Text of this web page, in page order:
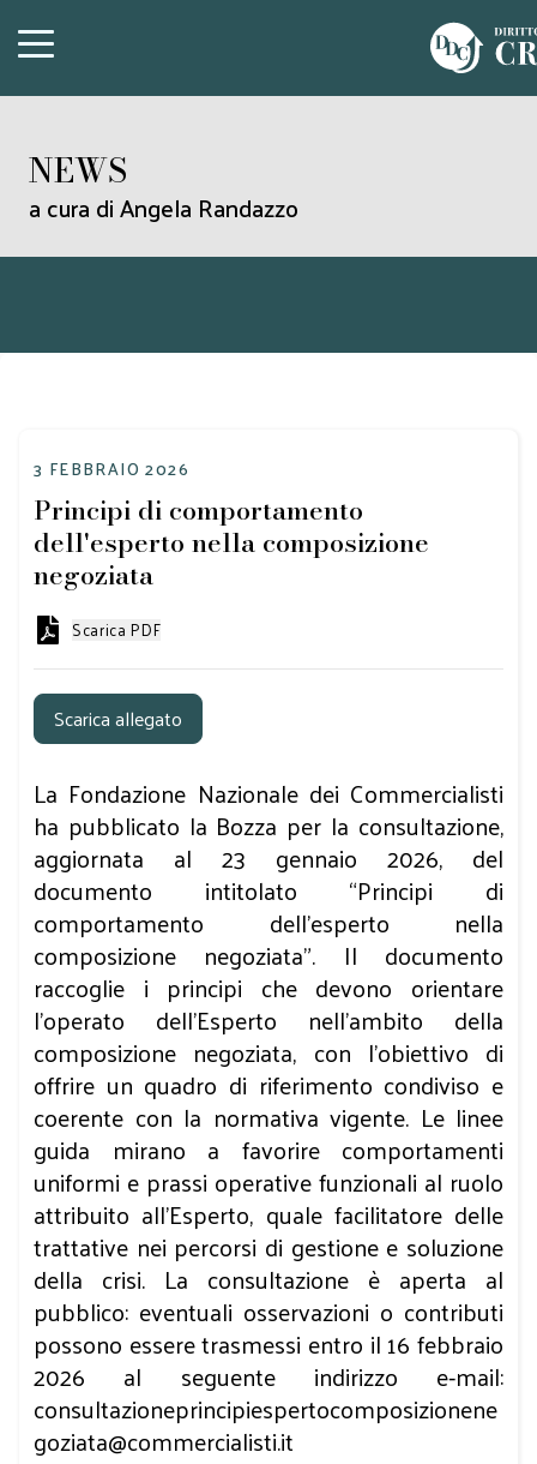
NEWS
a cura di Angela Randazzo
3 FEBBRAIO 2026
Principi di comportamento
dell'esperto nella composizione
negoziata
Scarica PDF
Scarica allegato
La Fondazione Nazionale dei Commercialisti
ha pubblicato la Bozza per la consultazione,
aggiornata al 23 gennaio 2026, del
documento intitolato “Principi di
comportamento dell’esperto nella
composizione negoziata”. Il documento
raccoglie i principi che devono orientare
l’operato dell’Esperto nell’ambito della
composizione negoziata, con l’obiettivo di
offrire un quadro di riferimento condiviso e
coerente con la normativa vigente. Le linee
guida mirano a favorire comportamenti
uniformi e prassi operative funzionali al ruolo
attribuito all’Esperto, quale facilitatore delle
trattative nei percorsi di gestione e soluzione
della crisi. La consultazione è aperta al
pubblico: eventuali osservazioni o contributi
possono essere trasmessi entro il 16 febbraio
2026 al seguente indirizzo e‑mail:
consultazioneprincipiespertocomposizionene
goziata@commercialisti.it